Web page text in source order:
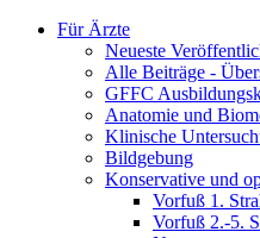
Für Ärzte
Neueste
Alle Beiträge -
GFFC
Anatomie und
Klinische
Bildgebung
Konservative und
Vorfuß 1.
Vorfuß 2.-5.